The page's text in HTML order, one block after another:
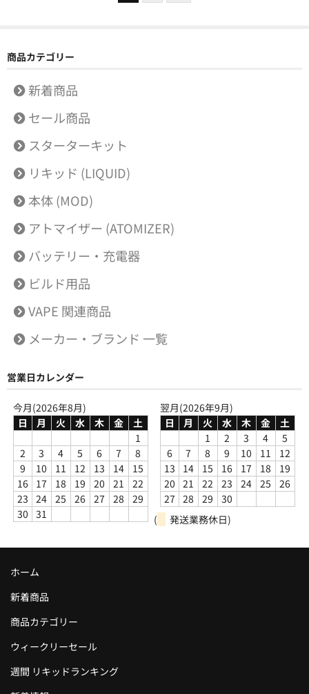
商品カテゴリー
新着商品
セール商品
スターターキット
リキッド (LIQUID)
本体 (MOD)
アトマイザー (ATOMIZER)
バッテリー・充電器
ビルド用品
VAPE 関連商品
メーカー・ブランド 一覧
営業日カレンダー
今月(2026年8月)
日
月 火 水 木 金
土
1
2
3 4 5 6 7
8
9
10 11 12 13 14
15
16
17 18 19 20 21
22
23
24 25 26 27 28
29
30
31
翌月(2026年9月)
日
月 火 水 木 金
土
1
2 3 4
5
6
7 8 9 10 11
12
13
14 15 16 17 18
19
20
21 22 23 24 25
26
27
28 29
30
(
発送業務休日)
ホーム
新着商品
商品カテゴリー
ウィークリーセール
週間 リキッドランキング